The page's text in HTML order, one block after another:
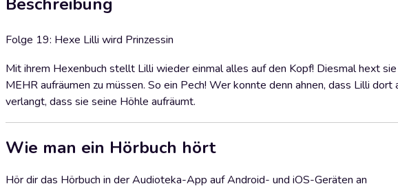
Folge 19: Hexe Lilli wird Prinzessin
Mit ihrem Hexenbuch stellt Lilli wieder einmal alles auf den Kopf! Diesmal hext
MEHR aufräumen zu müssen. So ein Pech! Wer konnte denn ahnen, dass Lilli
verlangt, dass sie seine Höhle aufräumt.
Wie man ein Hörbuch hört
Hör dir das Hörbuch in der Audioteka-App auf Android- und iOS-Geräten an